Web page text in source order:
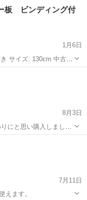
板 ビンディング付
1月6日
ズ: 130cm 中古品
れはしておりません
エッジに錆が少しあり
8月3日
にと思い購入しました
ていません 横にライト
7月11日
えます。